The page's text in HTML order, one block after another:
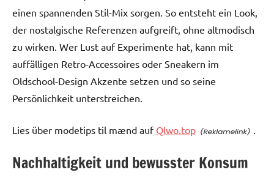
einen spannenden Stil-Mix sorgen. So entsteht ein Look,
der nostalgische Referenzen aufgreift, ohne altmodisch
zu wirken. Wer Lust auf Experimente hat, kann mit
auffälligen Retro-Accessoires oder Sneakern im
Oldschool-Design Akzente setzen und so seine
Persönlichkeit unterstreichen.
Lies über modetips til mænd auf Qlwo.top .
Nachhaltigkeit und bewusster Konsum